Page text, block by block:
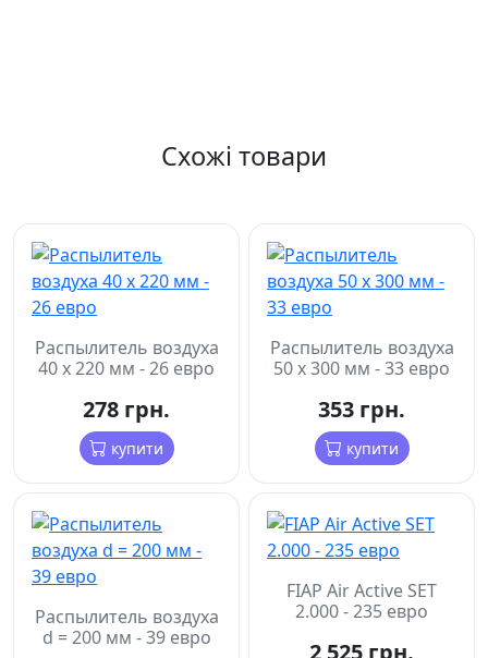
Схожі товари
Распылитель воздуха
40 х 220 мм - 26 евро
278 грн.
купити
Распылитель воздуха
50 х 300 мм - 33 евро
353 грн.
купити
Распылитель воздуха
d = 200 мм - 39 евро
FIAP Air Active SET
2.000 - 235 евро
2 525 грн.